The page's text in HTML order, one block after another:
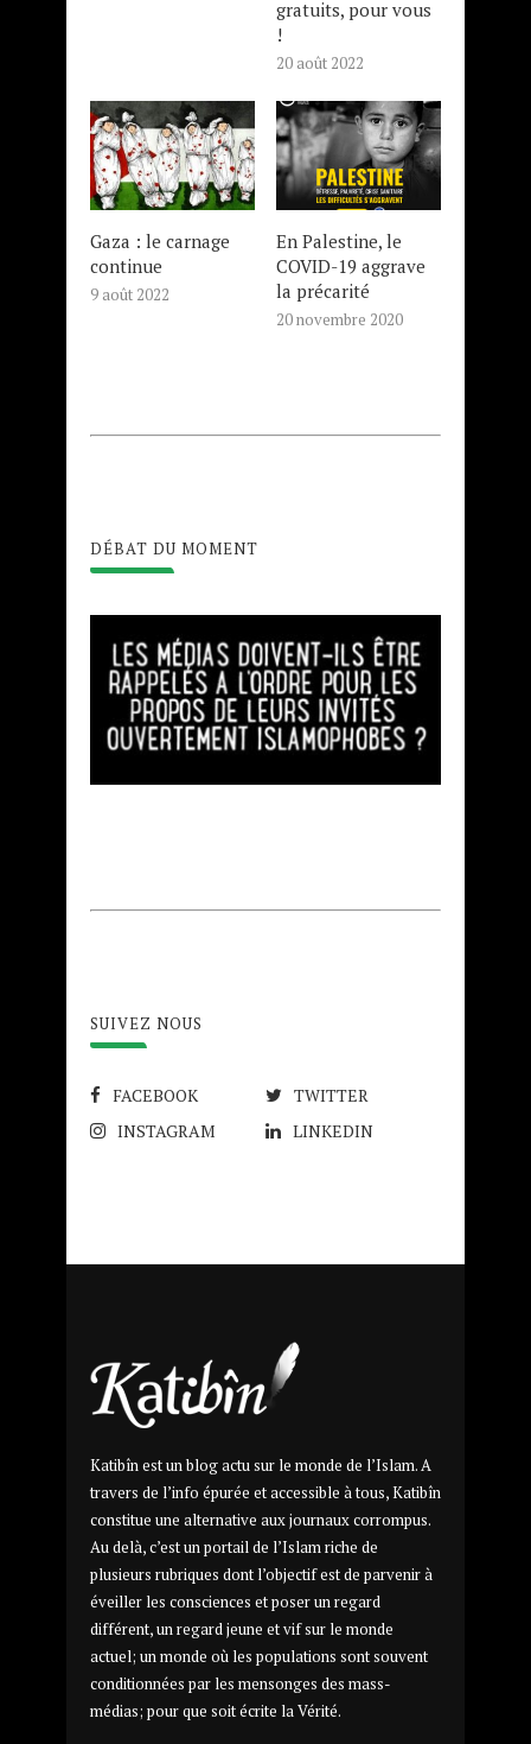
gratuits, pour vous
!
20 août 2022
Gaza : le carnage
continue
9 août 2022
En Palestine, le
COVID-19 aggrave
la précarité
20 novembre 2020
DÉBAT DU MOMENT
SUIVEZ NOUS
FACEBOOK
TWITTER
INSTAGRAM
LINKEDIN
Katibîn est un blog actu sur le monde de l’Islam. A
travers de l’info épurée et accessible à tous, Katibîn
constitue une alternative aux journaux corrompus.
Au delà, c’est un portail de l’Islam riche de
plusieurs rubriques dont l’objectif est de parvenir à
éveiller les consciences et poser un regard
différent, un regard jeune et vif sur le monde
actuel; un monde où les populations sont souvent
conditionnées par les mensonges des mass-
médias; pour que soit écrite la Vérité.